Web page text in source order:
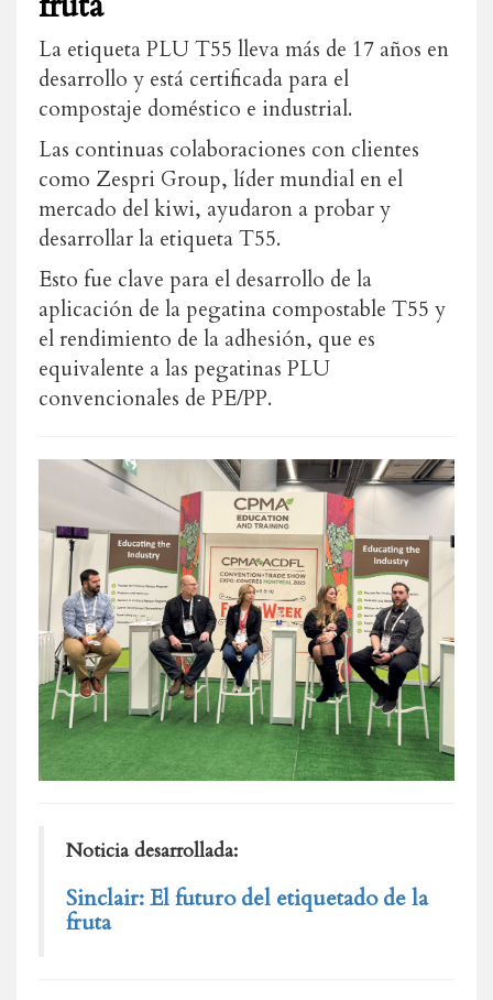
La etiqueta PLU T55 lleva más de 17 años en
desarrollo y está certificada para el
compostaje doméstico e industrial.
Las continuas colaboraciones con clientes
como Zespri Group, líder mundial en el
mercado del kiwi, ayudaron a probar y
desarrollar la etiqueta T55.
Esto fue clave para el desarrollo de la
aplicación de la pegatina compostable T55 y
el rendimiento de la adhesión, que es
equivalente a las pegatinas PLU
convencionales de PE/PP.
Noticia desarrollada:
Sinclair: El futuro del etiquetado de la
fruta